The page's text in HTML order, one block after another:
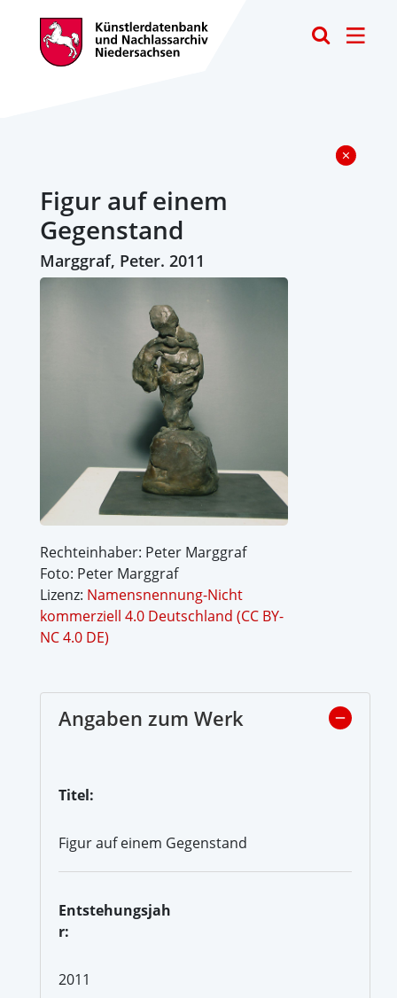
Figur auf einem
Gegenstand
Marggraf, Peter. 2011
Rechteinhaber: Peter Marggraf
Foto: Peter Marggraf
Lizenz: Namensnennung-Nicht
kommerziell 4.0 Deutschland (CC BY-
NC 4.0 DE)
Angaben zum Werk
Titel:
Figur auf einem Gegenstand
Entstehungsjah
r:
2011